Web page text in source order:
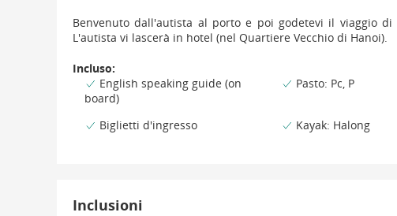
Benvenuto dall'autista al porto e poi godetevi il viaggio di
L'autista vi lascerà in hotel (nel Quartiere Vecchio di Hanoi).
Incluso:
English speaking guide (on
board)
Pasto: Pc, P
Biglietti d'ingresso Kayak: Halong
Inclusioni